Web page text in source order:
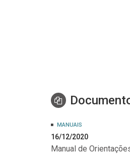
MANUAIS
16/12/2020
Manual de